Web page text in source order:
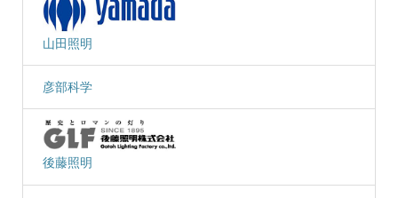
山田照明
彦部科学
後藤照明